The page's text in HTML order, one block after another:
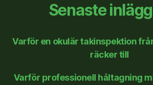
Senaste
Varför en okulär takinspektion
räcker till
Varför professionell håltagning